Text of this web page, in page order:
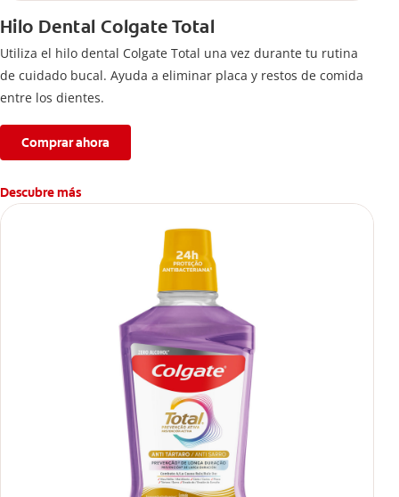
Hilo Dental Colgate Total
Utiliza el hilo dental Colgate Total una vez durante tu rutina
de cuidado bucal. Ayuda a eliminar placa y restos de comida
entre los dientes.
Comprar ahora
Descubre más